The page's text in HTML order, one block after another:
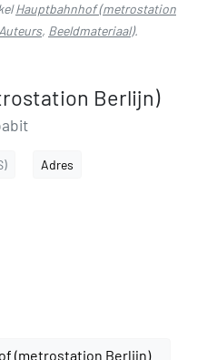
Hauptbahnhof (metrostation
Auteurs, Beeldmateriaal).
Berlijn)
Adres